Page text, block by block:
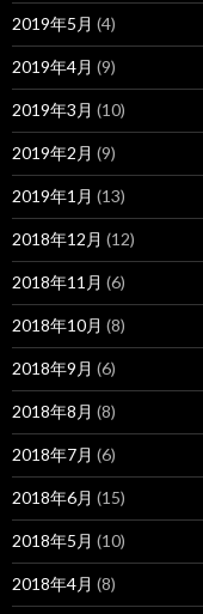
2019年5月 (4)
2019年4月 (9)
2019年3月 (10)
2019年2月 (9)
2019年1月 (13)
2018年12月 (12)
2018年11月 (6)
2018年10月 (8)
2018年9月 (6)
2018年8月 (8)
2018年7月 (6)
2018年6月 (15)
2018年5月 (10)
2018年4月 (8)